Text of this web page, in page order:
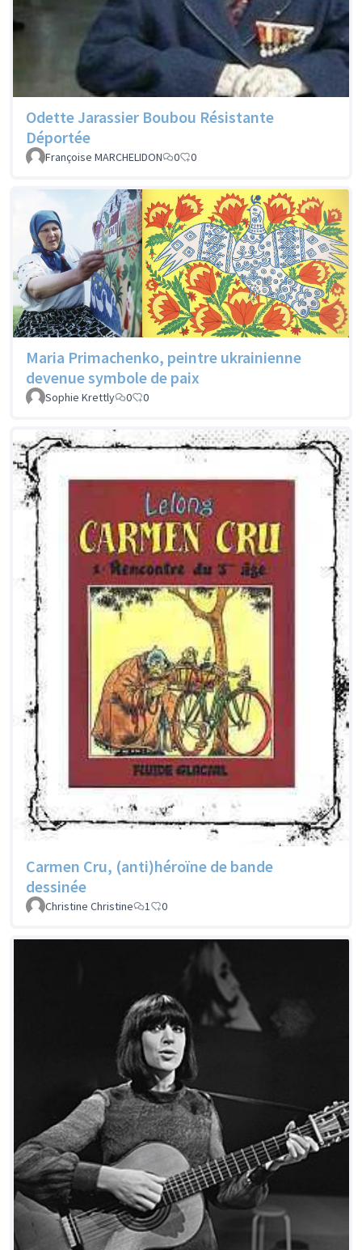
Odette Jarassier Boubou Résistante
Déportée
Françoise MARCHELIDON 0 0
Maria Primachenko, peintre ukrainienne
devenue symbole de paix
Sophie Krettly 0 0
Carmen Cru, (anti)héroïne de bande
dessinée
Christine Christine 1 0